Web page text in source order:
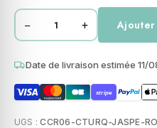
quantité
Collier
perles
heishi
turquoise
− + Ajouter
Date de livraison estimée
stripe
UGS :CCR06-CTURQ-JASPE-